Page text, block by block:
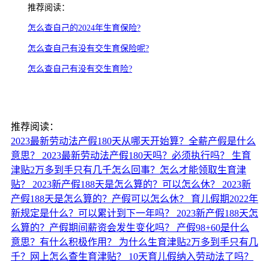
推荐阅读：
怎么查自己的2024年生育保险?
怎么查自己有没有交生育保险呢?
怎么查自己有没有交生育险?
推荐阅读：
2023最新劳动法产假180天从哪天开始算？全薪产假是什么
意思？
2023最新劳动法产假180天吗？必须执行吗？
生育
津贴2万多到手只有几千怎么回事？怎么才能领取生育津
贴？
2023新产假188天是怎么算的？可以怎么休？
2023新
产假188天是怎么算的？产假可以怎么休？
育儿假期2022年
新规定是什么？可以累计到下一年吗？
2023新产假188天怎
么算的？产假期间薪资会发生变化吗？
产假98+60是什么
意思？有什么积极作用？
为什么生育津贴2万多到手只有几
千？网上怎么查生育津贴？
10天育儿假纳入劳动法了吗？